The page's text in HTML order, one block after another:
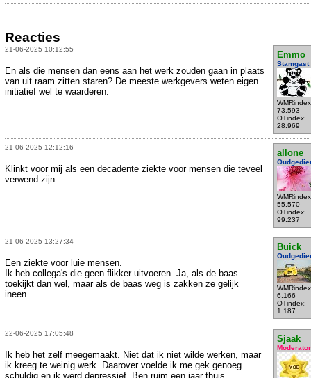
Reacties
21-06-2025 10:12:55
Emmo
Stamgast
73.593
OTindex:
28.969
En als die mensen dan eens aan het werk zouden gaan in plaats
van uit raam zitten staren? De meeste werkgevers weten eigen
initiatief wel te waarderen.
21-06-2025 12:12:16
allone
55.570
OTindex:
99.237
Klinkt voor mij als een decadente ziekte voor mensen die teveel
verwend zijn.
21-06-2025 13:27:34
Buick
6.166
OTindex:
1.187
Een ziekte voor luie mensen.
Ik heb collega's die geen flikker uitvoeren. Ja, als de baas
toekijkt dan wel, maar als de baas weg is zakken ze gelijk
ineen.
22-06-2025 17:05:48
Sjaak
Moderator
Ik heb het zelf meegemaakt. Niet dat ik niet wilde werken, maar
ik kreeg te weinig werk. Daarover voelde ik me gek genoeg
schuldig en ik werd depressief. Ben ruim een jaar thuis